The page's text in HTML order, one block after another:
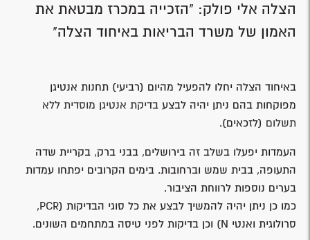
הצלה אלי פולק: "הזכייה במכרז מבטאת את
האמון של משרד הבריאות באיחוד הצלה"
באיחוד הצלה יחלו להפעיל מהיום (רביעי) תחנות אנטיגן
מפוקחות בהם ניתן יהיה לבצע בדיקת אנטיגן מוסדית ללא
תשלום (לזכאים).
העמדות יפעלו בשלב זה בירושלים, בבני ברק, בקריית שדה
התעופה, בבית שמש וברחובות. בימים הקרובים יפתחו עמדות
בערים נוספות לרווחת הציבור.
כמו כן ניתן יהיה להמשיך לבצע את כל סוגי הבדיקות (PCR,
סרולוגית ואנטי N) וכן בדיקות לפני טיסה במתחמים השונים.